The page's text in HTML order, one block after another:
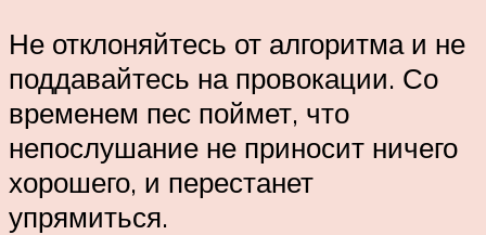
Не отклоняйтесь от алгоритма и не
поддавайтесь на провокации. Со
временем пес поймет, что
непослушание не приносит ничего
хорошего, и перестанет
упрямиться.